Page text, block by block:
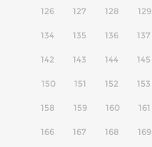
126 127 128 129
134 135 136 137
142 143 144 145
150 151 152 153
158 159 160 161
166 167 168 169